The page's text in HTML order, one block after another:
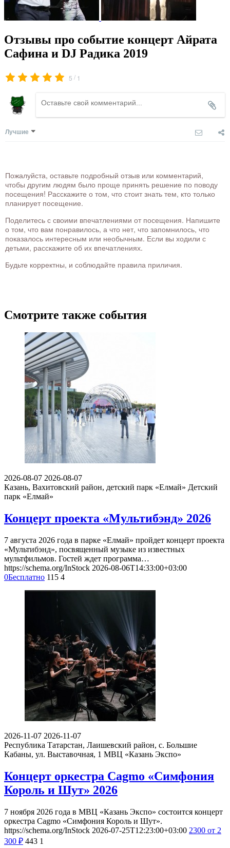
Отзывы про событие концерт Айрата
Сафина и DJ Радика 2019
5 / 1
Лучшие
Пожалуйста, оставьте подробный отзыв или комментарий,
чтобы другим людям было проще принять решение по поводу
посещения! Расскажите о том, что стоит знать тем, кто только
планирует посещение.
Поделитесь с своими впечатлениями от посещения. Напишите
о том, что вам понравилось, а что нет, что запомнилось, что
показалось интересным или необычным. Если вы ходили с
детьми, расскажите об их впечатлениях.
Будьте корректны, и соблюдайте правила приличия.
Смотрите также события
2026-08-07 2026-08-07
Казань, Вахитовский район, детский парк «Елмай» Детский
парк «Елмай»
Концерт проекта «Мультибэнд» 2026
7 августа 2026 года в парке «Елмай» пройдет концерт проекта
«Мультибэнд», посвященный музыке из известных
мультфильмов. Гостей ждет программа…
https://schema.org/InStock 2026-08-06T14:33:00+03:00
0Бесплатно 115 4
2026-11-07 2026-11-07
Республика Татарстан, Лаишевский район, с. Большие
Кабаны, ул. Выставочная, 1 МВЦ «Казань Экспо»
Концерт оркестра Cagmo «Симфония
Король и Шут» 2026
7 ноября 2026 года в МВЦ «Казань Экспо» состоится концерт
оркестра Cagmo «Симфония Король и Шут».
https://schema.org/InStock 2026-07-25T12:23:00+03:00 2300 от 2
300 ₽ 443 1